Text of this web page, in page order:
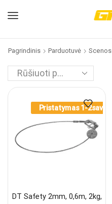
Pagrindinis Parduotuvė Scenos
Pristatymas 1-2sav.
DT Safety 2mm, 0,6m, 2kg,